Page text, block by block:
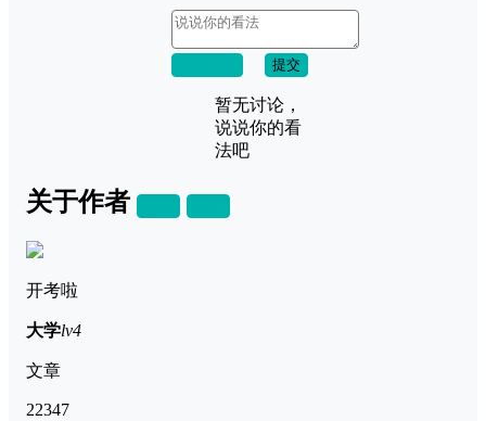
提交
暂无讨论，
说说你的看
法吧
关于作者
开考啦
大学lv4
文章
22347